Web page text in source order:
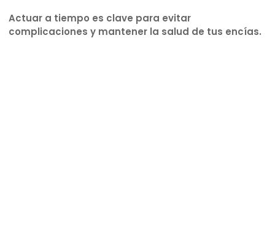
Actuar a tiempo es clave para evitar
complicaciones y mantener la salud de tus encías.